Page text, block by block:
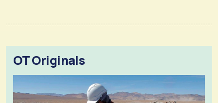
OT Originals